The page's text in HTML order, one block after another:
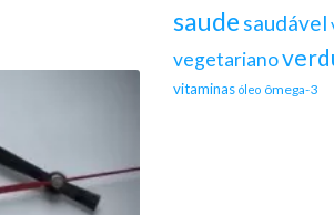
saude saudável
vegetariano
vitaminas óleo ômega-3